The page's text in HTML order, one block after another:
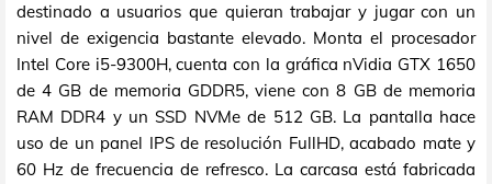
destinado a usuarios que quieran trabajar y jugar con un
nivel de exigencia bastante elevado. Monta el procesador
Intel Core i5-9300H, cuenta con la gráfica nVidia GTX 1650
de 4 GB de memoria GDDR5, viene con 8 GB de memoria
RAM DDR4 y un SSD NVMe de 512 GB. La pantalla hace
uso de un panel IPS de resolución FullHD, acabado mate y
60 Hz de frecuencia de refresco. La carcasa está fabricada